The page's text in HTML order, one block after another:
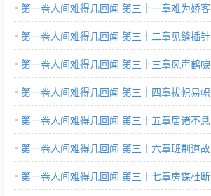
第一卷人间难得几回闻 第三十一章难为娇客
第一卷人间难得几回闻 第三十二章见缝插针
第一卷人间难得几回闻 第三十三章风声鹤唳
第一卷人间难得几回闻 第三十四章拔帜易帜
第一卷人间难得几回闻 第三十五章居诸不息
第一卷人间难得几回闻 第三十六章班荆道故
第一卷人间难得几回闻 第三十七章房谋杜断